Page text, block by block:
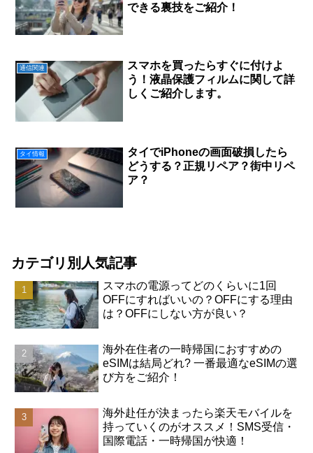
できる裏技をご紹介！
通信関連
スマホを買ったらすぐに付けよ
う！液晶保護フィルムに関して詳
しくご紹介します。
タイ情報
タイでiPhoneの画面破損したら
どうする？正規リペア？街中リペ
ア？
カテゴリ別人気記事
スマホの電源ってどのくらいに1回
OFFにすればいいの？OFFにする理由
は？OFFにしない方が良い？
海外在住者の一時帰国におすすめの
eSIMは結局どれ? 一番最適なeSIMの選
び方をご紹介！
海外赴任が決まったら楽天モバイルを
持っていくのがオススメ！SMS受信・
国際電話・一時帰国が快適！